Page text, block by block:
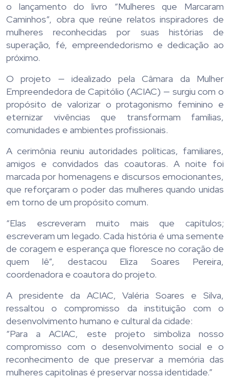
o lançamento do livro “Mulheres que Marcaram
Caminhos”, obra que reúne relatos inspiradores de
mulheres reconhecidas por suas histórias de
superação, fé, empreendedorismo e dedicação ao
próximo.
O projeto — idealizado pela Câmara da Mulher
Empreendedora de Capitólio (ACIAC) — surgiu com o
propósito de valorizar o protagonismo feminino e
eternizar vivências que transformam famílias,
comunidades e ambientes profissionais.
A cerimônia reuniu autoridades políticas, familiares,
amigos e convidados das coautoras. A noite foi
marcada por homenagens e discursos emocionantes,
que reforçaram o poder das mulheres quando unidas
em torno de um propósito comum.
“Elas escreveram muito mais que capítulos;
escreveram um legado. Cada história é uma semente
de coragem e esperança que floresce no coração de
quem lê”, destacou Eliza Soares Pereira,
coordenadora e coautora do projeto.
A presidente da ACIAC, Valéria Soares e Silva,
ressaltou o compromisso da instituição com o
desenvolvimento humano e cultural da cidade:
“Para a ACIAC, este projeto simboliza nosso
compromisso com o desenvolvimento social e o
reconhecimento de que preservar a memória das
mulheres capitolinas é preservar nossa identidade.”